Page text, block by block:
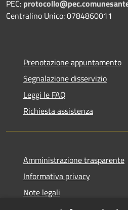
PEC:
Centralino Unico: 0784860011
Prenotazione appuntamento
Segnalazione disservizio
Leggi le FAQ
Richiesta assistenza
Amministrazione trasparente
Informativa privacy
Note legali